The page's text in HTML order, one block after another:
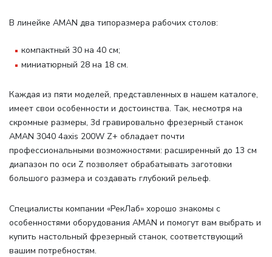
В линейке AMAN два типоразмера рабочих столов:
компактный 30 на 40 см;
миниатюрный 28 на 18 см.
Каждая из пяти моделей, представленных в нашем каталоге,
имеет свои особенности и достоинства. Так, несмотря на
скромные размеры, 3d гравировально фрезерный станок
AMAN 3040 4axis 200W Z+ обладает почти
профессиональными возможностями: расширенный до 13 см
диапазон по оси Z позволяет обрабатывать заготовки
большого размера и создавать глубокий рельеф.
Специалисты компании «РекЛаб» хорошо знакомы с
особенностями оборудования AMAN и помогут вам выбрать и
купить настольный фрезерный станок, соответствующий
вашим потребностям.